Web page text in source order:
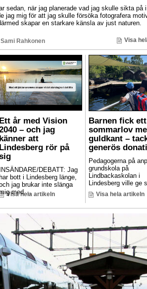
sedan, när jag planerade vad jag skulle sikta på
jag mig för att jag skulle försöka fotografera
skapar en starkare känsla av just naturen.
Sami Rahkonen Visa
Ett år med Vision
– och jag
känner att
Lindesberg rör på
INSÄNDARE/DEBATT: Jag
har bott i Lindesberg länge,
jag brukar inte slänga
med ...
Visa hela artikeln
Barnen fick ett
sommarlov
guldkant –
generös
Pedagogerna på
grundskola på
Lindbackaskolan i
Lindesberg ville ge
Visa hela artikeln